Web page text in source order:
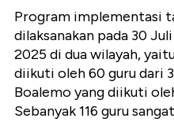
Program implementasi
dilaksanakan pada 30
2025 di dua wilayah,
diikuti oleh 60 guru dari
Boalemo yang diikuti
Sebanyak 116 guru